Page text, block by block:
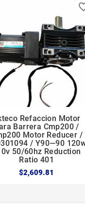
  
Refaccion Motor
Barrera Cmp200 /
Motor Reducer /
/ Y90—90
50/60hz Reduction
Ratio 401
$2,609.81